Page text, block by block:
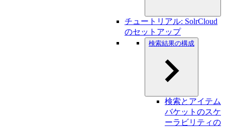
チュートリアル: SolrCloud
のセットアップ
検索結果の構成
検索とアイテム
バケットのスケ
ーラビリティの